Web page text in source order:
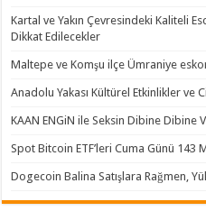
Kartal ve Yakın Çevresindeki Kaliteli
Dikkat Edilecekler
Maltepe ve Komşu ilçe Ümraniye
Anadolu Yakası Kültürel Etkinlikler ve
KAAN ENGiN ile Seksin Dibine Dibine
Spot Bitcoin ETF’leri Cuma Günü 143
Dogecoin Balina Satışlara Rağmen,